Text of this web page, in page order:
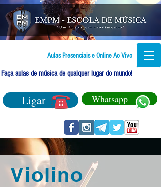
Aulas Presenciais e Online Ao Vivo
Faça aulas de música de qualquer lugar do mundo!
Ligar Whatsapp
Violino